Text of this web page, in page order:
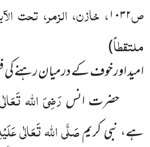
ص۱۰۳۲، خازن، الزمر، تحت
ملتقطاً)
امید اور خوف کے درمیان رہنے
حضرت انسرَضِیَ اللہ
ہے، نبی کریمصَلَّی اللہ تَعَالٰی